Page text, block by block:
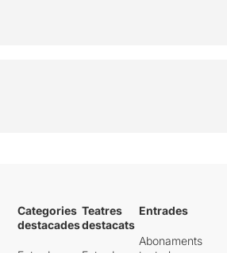
Categories
destacades
Teatres
destacats
Entrades
Abonaments